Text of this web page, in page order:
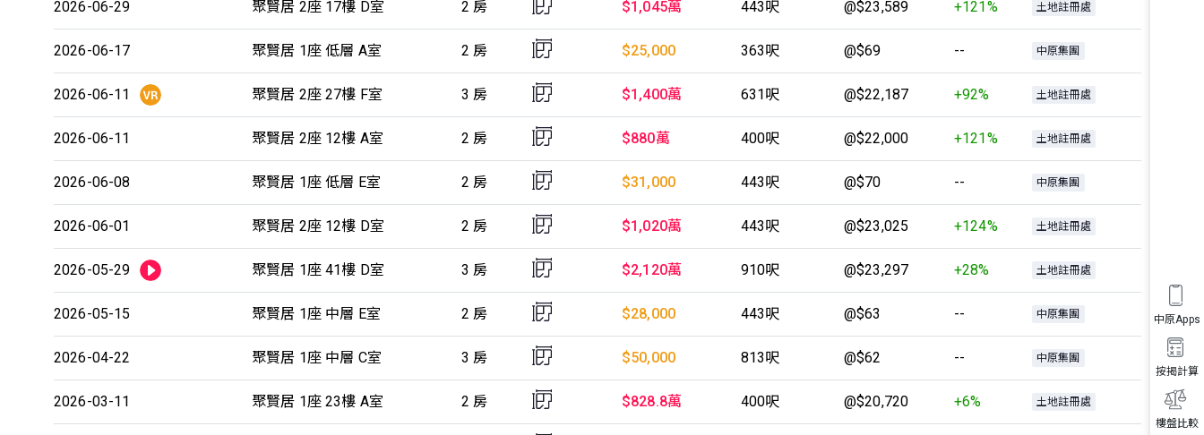
樓盤比較
按揭計算
中原Apps
2026-06-29 聚賢居 2座 17樓 D室 2 房 $1,045萬 443呎 @$23,589 +121% 土地註冊處
2026-06-17 聚賢居 1座 低層 A室 2 房 $25,000 363呎 @$69 -- 中原集團
2026-06-11 聚賢居 2座 27樓 F室 3 房 $1,400萬 631呎 @$22,187 +92% 土地註冊處
2026-06-11 聚賢居 2座 12樓 A室 2 房 $880萬 400呎 @$22,000 +121% 土地註冊處
2026-06-08 聚賢居 1座 低層 E室 2 房 $31,000 443呎 @$70 -- 中原集團
2026-06-01 聚賢居 2座 12樓 D室 2 房 $1,020萬 443呎 @$23,025 +124% 土地註冊處
2026-05-29 聚賢居 1座 41樓 D室 3 房 $2,120萬 910呎 @$23,297 +28% 土地註冊處
2026-05-15 聚賢居 1座 中層 E室 2 房 $28,000 443呎 @$63 -- 中原集團
2026-04-22 聚賢居 1座 中層 C室 3 房 $50,000 813呎 @$62 -- 中原集團
2026-03-11 聚賢居 1座 23樓 A室 2 房 $828.8萬 400呎 @$20,720 +6% 土地註冊處